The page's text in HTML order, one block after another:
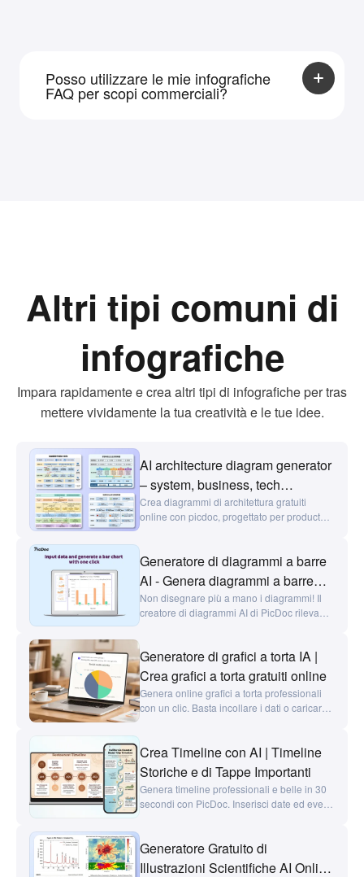
Posso utilizzare le mie infografiche
FAQ per scopi commerciali?
Altri tipi comuni di
infografiche
Impara rapidamente e crea altri tipi di infografiche per tras
mettere vividamente la tua creatività e le tue idee.
AI architecture diagram generator
– system, business, tech
diagrams – PicDoc
Crea diagrammi di architettura gratuiti
online con picdoc, progettato per product
inserire testo per generare architetture di
sistema, architetture aziendali, architetture
tecniche e diagrammi di deployment,
modificabili e pronti per il download con un
clic.
Generatore di diagrammi a barre
AI - Genera diagrammi a barre
online | Strumento per la
creazione di diagrammi di PicDoc
Non disegnare più a mano i diagrammi! Il
creatore di diagrammi AI di PicDoc rileva
professionali dai dati e dai testi con un
singolo clic. Fornisce una combinazione di
colori personalizzata e la capacità di
mescolare vari tipi di diagrammi e facilita la
rapida visualizzazione dei dati,
potenza dell'IA!
Generatore di grafici a torta IA |
Crea grafici a torta gratuiti online
Genera online grafici a torta professionali
con un clic. Basta incollare i dati o caricare i
insegnamento e analisi dati.
Crea Timeline con AI | Timeline
Storiche e di Tappe Importanti
Genera timeline professionali e belle in 30
secondi con PicDoc. Inserisci date ed eventi
insegnamento, business e presentazioni.
Generatore Gratuito di
Illustrazioni Scientifiche AI Online